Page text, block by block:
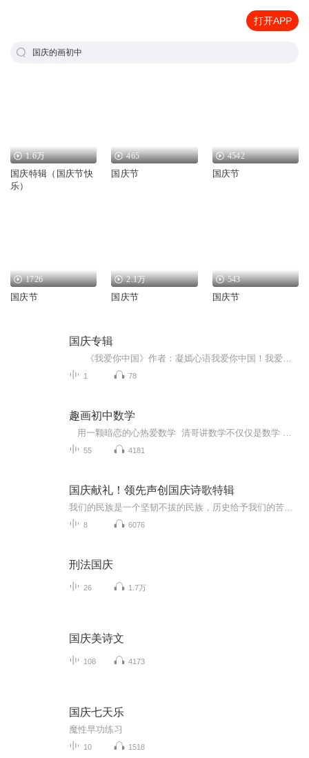
打开APP
国庆的画初中
1.6万
国庆特辑（国庆节快
乐）
465
国庆节
4542
国庆节
1726
国庆节
2.1万
国庆节
543
国庆节
国庆专辑
1 78
趣画初中数学
55 4181
国庆献礼！领先声创国庆诗歌特辑
8 6076
刑法国庆
26 1.7万
国庆美诗文
108 4173
国庆七天乐
魔性早功练习
10 1518